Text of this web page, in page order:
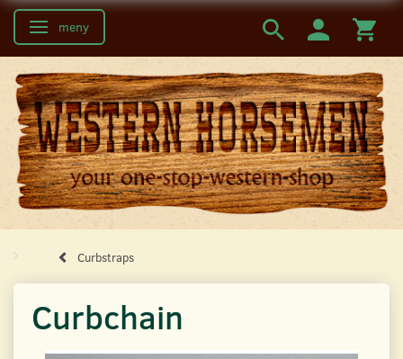
Ändra navigering
meny
Curbstraps
Curbchain